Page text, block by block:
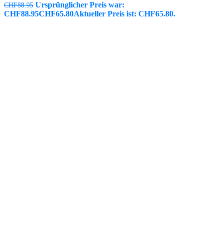
CHF88.95 Ursprünglicher Preis war:
CHF88.95CHF65.80Aktueller Preis ist: CHF65.80.